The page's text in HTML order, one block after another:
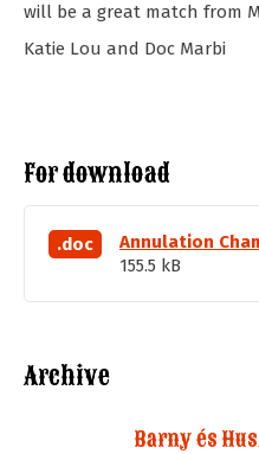
will be a great match from
Katie Lou and Doc Marbi
For download
.doc
Annulation
155.5 kB
Archive
Barny és